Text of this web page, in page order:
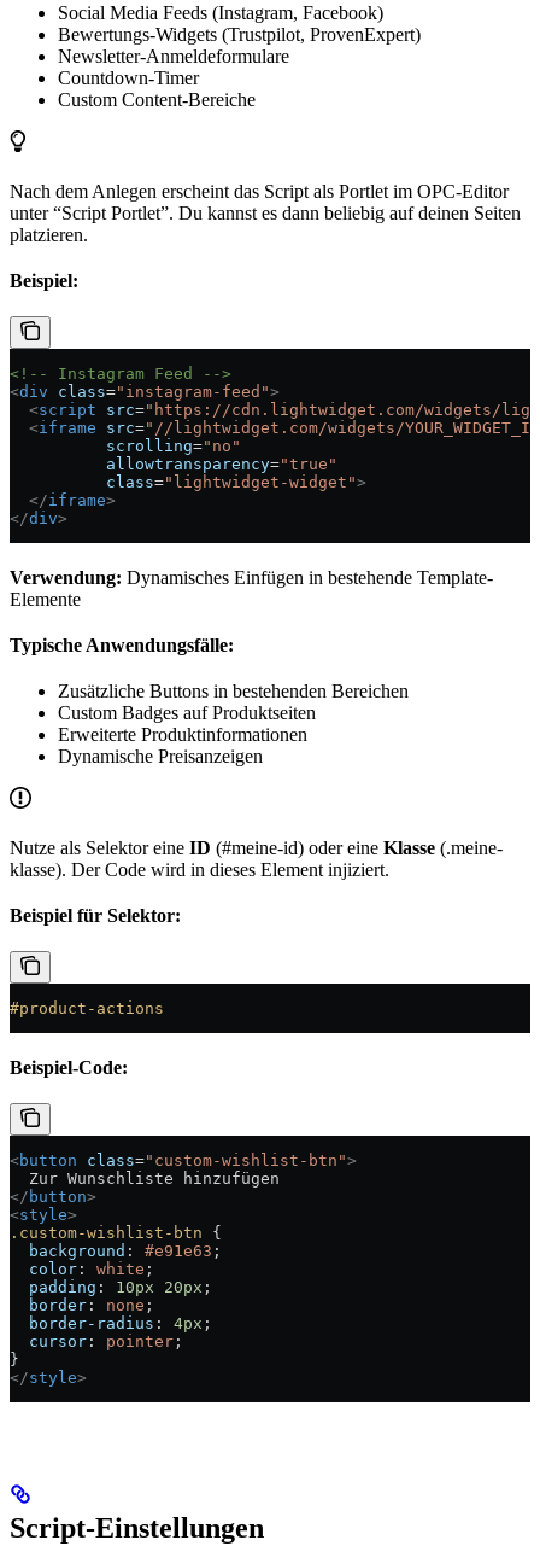
Social Media Feeds (Instagram, Facebook)
Bewertungs-Widgets (Trustpilot, ProvenExpert)
Newsletter-Anmeldeformulare
Countdown-Timer
Custom Content-Bereiche
Nach dem Anlegen erscheint das Script als Portlet im OPC-Editor
unter “Script Portlet”. Du kannst es dann beliebig auf deinen Seiten
platzieren.
Beispiel:
<!-- Instagram Feed -->
<div class="instagram-feed">
  <
script src="https://cdn.lightwidget.com/widgets/
  <
iframe src="//lightwidget.com/widgets/
          scrolling
="no"
          allowtransparency
="true"
          class
="lightwidget-widget">
  </
iframe>
</div>
Verwendung: Dynamisches Einfügen in bestehende Template-
Elemente
Typische Anwendungsfälle:
Zusätzliche Buttons in bestehenden Bereichen
Custom Badges auf Produktseiten
Erweiterte Produktinformationen
Dynamische Preisanzeigen
Nutze als Selektor eine ID (#meine-id) oder eine Klasse (.meine-
klasse). Der Code wird in dieses Element injiziert.
Beispiel für Selektor:
#product-actions
Beispiel-Code:
<button class="custom-wishlist-btn">
  Zur Wunschliste hinzufügen
</ button>
<style>
.custom-wishlist-btn {
  background
: #e91e63 ;
  color
: white ;
  padding
: 10px 20px ;
  border
: none ;
  border-radius
: 4px ;
  cursor
: pointer ;
}
</style>
Script-Einstellungen